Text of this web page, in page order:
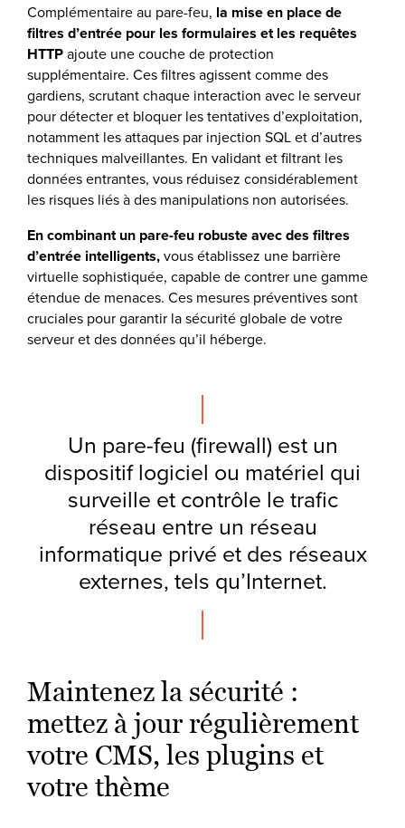
Complémentaire au pare-feu, la mise en place de
filtres d’entrée pour les formulaires et les requêtes
HTTPajoute une couche de protection
supplémentaire. Ces filtres agissent comme des
gardiens, scrutant chaque interaction avec le serveur
pour détecter et bloquer les tentatives d’exploitation,
notamment les attaques par injection SQL et d’autres
techniques malveillantes. En validant et filtrant les
données entrantes, vous réduisez considérablement
les risques liés à des manipulations non autorisées.
En combinant un pare-feu robuste avec des filtres
d’entrée intelligents,vous établissez une barrière
virtuelle sophistiquée, capable de contrer une gamme
étendue de menaces. Ces mesures préventives sont
cruciales pour garantir la sécurité globale de votre
serveur et des données qu’il héberge.
Un pare-feu (firewall) est un
dispositif logiciel ou matériel qui
surveille et contrôle le trafic
réseau entre un réseau
informatique privé et des réseaux
externes, tels qu’Internet.
Maintenez la sécurité :
mettez à jour régulièrement
votre CMS, les plugins et
votre thème